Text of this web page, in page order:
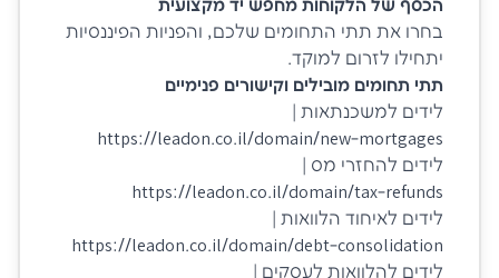
הכסף של הלקוחות מחפש יד מקצועית
בחרו את תתי התחומים שלכם, והפניות הפיננסיות
יתחילו לזרום למוקד.
תתי תחומים מובילים וקישורים פנימיים
לידים למשכנתאות |
https://leadon.co.il/domain/new-mortgages
לידים להחזרי מס |
https://leadon.co.il/domain/tax-refunds
לידים לאיחוד הלוואות |
https://leadon.co.il/domain/debt-consolidation
לידים להלוואות לעסקים |